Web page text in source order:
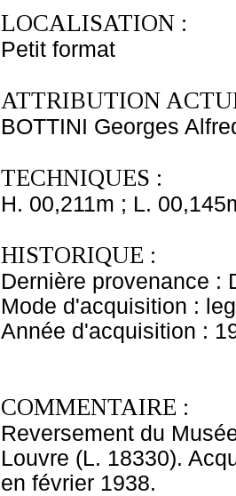
LOCALISATION :
Petit format
ATTRIBUTION
BOTTINI Georges
TECHNIQUES :
H. 00,211m ; L.
HISTORIQUE :
Dernière provenance :
Mode d'acquisition :
Année d'acquisition :
COMMENTAIRE :
Reversement du
Louvre (L. 18330).
en février 1938.